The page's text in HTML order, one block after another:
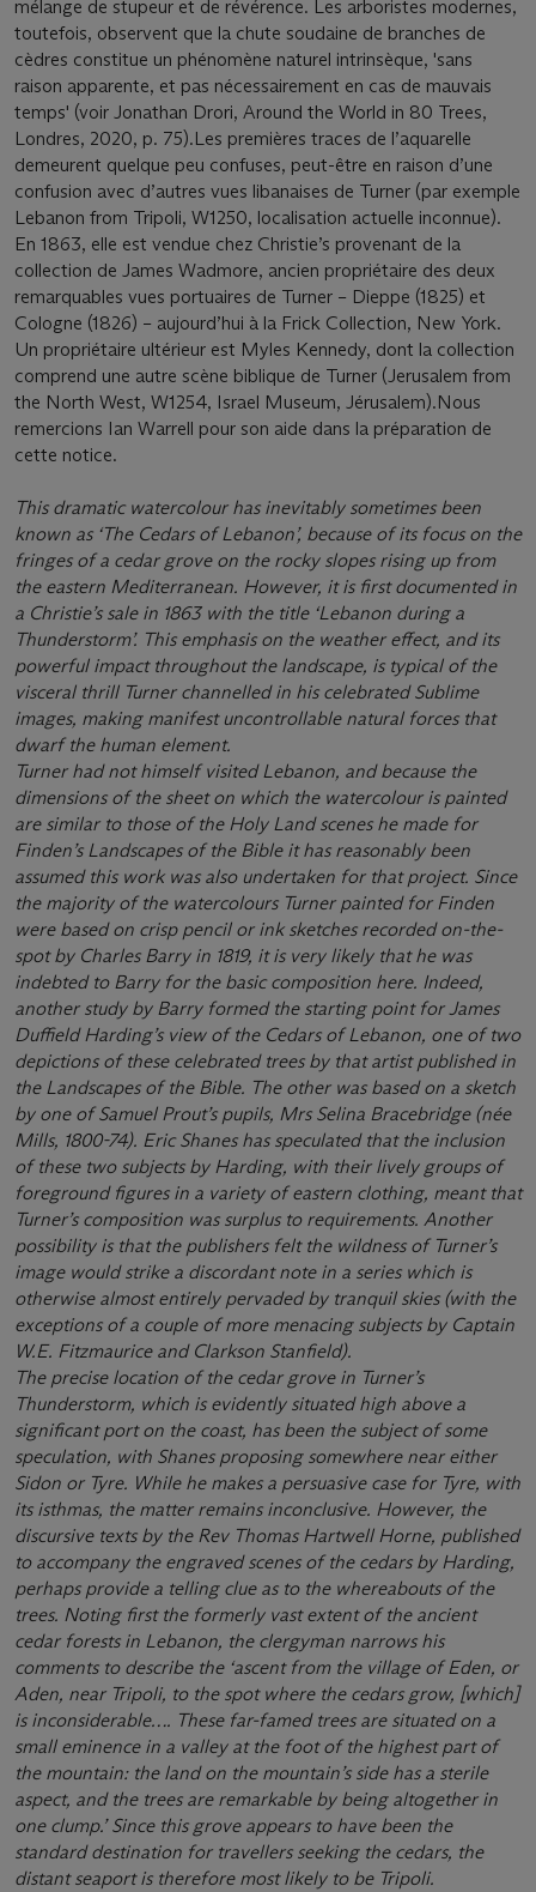
mélange de stupeur et de révérence. Les arboristes modernes,
toutefois, observent que la chute soudaine de branches de
cèdres constitue un phénomène naturel intrinsèque, 'sans
raison apparente, et pas nécessairement en cas de mauvais
temps' (voir Jonathan Drori, Around the World in 80 Trees,
Londres, 2020, p. 75).Les premières traces de l’aquarelle
demeurent quelque peu confuses, peut-être en raison d’une
confusion avec d’autres vues libanaises de Turner (par exemple
Lebanon from Tripoli, W1250, localisation actuelle inconnue).
En 1863, elle est vendue chez Christie’s provenant de la
collection de James Wadmore, ancien propriétaire des deux
remarquables vues portuaires de Turner – Dieppe (1825) et
Cologne (1826) – aujourd’hui à la Frick Collection, New York.
Un propriétaire ultérieur est Myles Kennedy, dont la collection
comprend une autre scène biblique de Turner (Jerusalem from
the North West, W1254, Israel Museum, Jérusalem).Nous
remercions Ian Warrell pour son aide dans la préparation de
cette notice.
This dramatic watercolour has inevitably sometimes been
known as ‘The Cedars of Lebanon’, because of its focus on the
fringes of a cedar grove on the rocky slopes rising up from
the eastern Mediterranean. However, it is first documented in
a Christie’s sale in 1863 with the title ‘Lebanon during a
Thunderstorm’. This emphasis on the weather effect, and its
powerful impact throughout the landscape, is typical of the
visceral thrill Turner channelled in his celebrated Sublime
images, making manifest uncontrollable natural forces that
dwarf the human element.
Turner had not himself visited Lebanon, and because the
dimensions of the sheet on which the watercolour is painted
are similar to those of the Holy Land scenes he made for
Finden’s Landscapes of the Bible it has reasonably been
assumed this work was also undertaken for that project. Since
the majority of the watercolours Turner painted for Finden
were based on crisp pencil or ink sketches recorded on-the-
spot by Charles Barry in 1819, it is very likely that he was
indebted to Barry for the basic composition here. Indeed,
another study by Barry formed the starting point for James
Duffield Harding’s view of the Cedars of Lebanon, one of two
depictions of these celebrated trees by that artist published in
the Landscapes of the Bible. The other was based on a sketch
by one of Samuel Prout’s pupils, Mrs Selina Bracebridge (née
Mills, 1800-74). Eric Shanes has speculated that the inclusion
of these two subjects by Harding, with their lively groups of
foreground figures in a variety of eastern clothing, meant that
Turner’s composition was surplus to requirements. Another
possibility is that the publishers felt the wildness of Turner’s
image would strike a discordant note in a series which is
otherwise almost entirely pervaded by tranquil skies (with the
exceptions of a couple of more menacing subjects by Captain
W.E. Fitzmaurice and Clarkson Stanfield).
The precise location of the cedar grove in Turner’s
Thunderstorm, which is evidently situated high above a
significant port on the coast, has been the subject of some
speculation, with Shanes proposing somewhere near either
Sidon or Tyre. While he makes a persuasive case for Tyre, with
its isthmas, the matter remains inconclusive. However, the
discursive texts by the Rev Thomas Hartwell Horne, published
to accompany the engraved scenes of the cedars by Harding,
perhaps provide a telling clue as to the whereabouts of the
trees. Noting first the formerly vast extent of the ancient
cedar forests in Lebanon, the clergyman narrows his
comments to describe the ‘ascent from the village of Eden, or
Aden, near Tripoli, to the spot where the cedars grow, [which]
is inconsiderable…. These far-famed trees are situated on a
small eminence in a valley at the foot of the highest part of
the mountain: the land on the mountain’s side has a sterile
aspect, and the trees are remarkable by being altogether in
one clump.’ Since this grove appears to have been the
standard destination for travellers seeking the cedars, the
distant seaport is therefore most likely to be Tripoli.